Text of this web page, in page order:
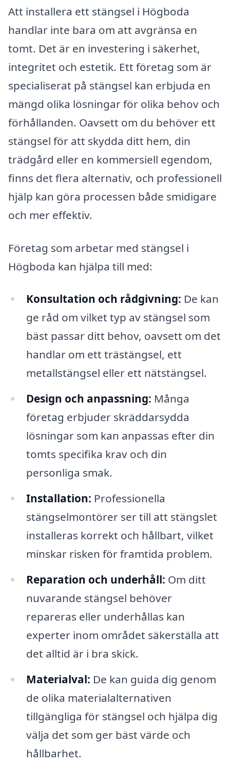
Att installera ett stängsel i Högboda
handlar inte bara om att avgränsa en
tomt. Det är en investering i säkerhet,
integritet och estetik. Ett företag som är
specialiserat på stängsel kan erbjuda en
mängd olika lösningar för olika behov och
förhållanden. Oavsett om du behöver ett
stängsel för att skydda ditt hem, din
trädgård eller en kommersiell egendom,
finns det flera alternativ, och professionell
hjälp kan göra processen både smidigare
och mer effektiv.
Företag som arbetar med stängsel i
Högboda kan hjälpa till med:
Konsultation och rådgivning: De kan
ge råd om vilket typ av stängsel som
bäst passar ditt behov, oavsett om det
handlar om ett trästängsel, ett
metallstängsel eller ett nätstängsel.
Design och anpassning: Många
företag erbjuder skräddarsydda
lösningar som kan anpassas efter din
tomts specifika krav och din
personliga smak.
Installation: Professionella
stängselmontörer ser till att stängslet
installeras korrekt och hållbart, vilket
minskar risken för framtida problem.
Reparation och underhåll: Om ditt
nuvarande stängsel behöver
repareras eller underhållas kan
experter inom området säkerställa att
det alltid är i bra skick.
Materialval: De kan guida dig genom
de olika materialalternativen
tillgängliga för stängsel och hjälpa dig
välja det som ger bäst värde och
hållbarhet.